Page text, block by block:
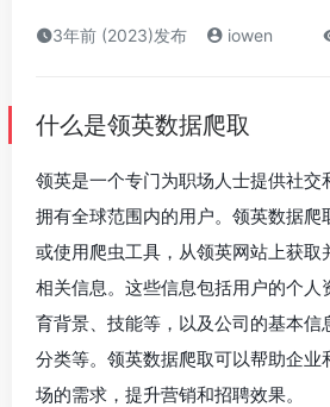
3年前 (2023)发布 iowen
什么是领英数据爬取
领英是一个专门为职场人士提供社交
拥有全球范围内的用户。领英数据爬
或使用爬虫工具，从领英网站上获取
相关信息。这些信息包括用户的个人
育背景、技能等，以及公司的基本信
分类等。领英数据爬取可以帮助企业
场的需求，提升营销和招聘效果。